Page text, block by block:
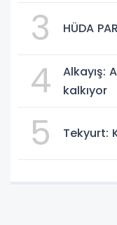
3 HÜDA
4
Alkayış:
kalkıyor
5 Tekyurt: